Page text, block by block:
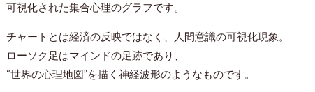
可視化された集合心理のグラフです。
チャートとは経済の反映ではなく、 人間意識の可視化現象 。
ローソク足はマインドの足跡であり、
“世界の心理地図”を描く神経波形のようなものです。